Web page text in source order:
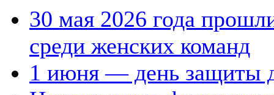
30 мая 2026 года
среди женских команд
1 июня — день защиты